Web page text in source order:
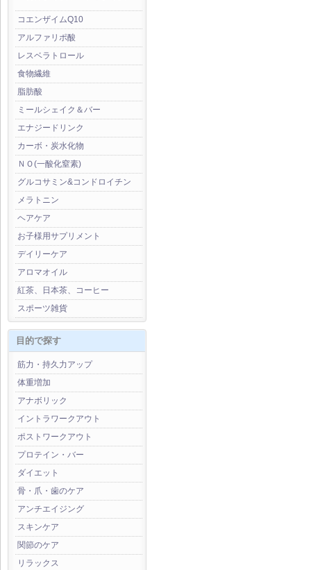
コエンザイムQ10
アルファリポ酸
レスベラトロール
食物繊維
脂肪酸
ミールシェイク＆バー
エナジードリンク
カーボ・炭水化物
ＮＯ(一酸化窒素)
グルコサミン&コンドロイチン
メラトニン
ヘアケア
お子様用サプリメント
デイリーケア
アロマオイル
紅茶、日本茶、コーヒー
スポーツ雑貨
目的で探す
筋力・持久力アップ
体重増加
アナボリック
イントラワークアウト
ポストワークアウト
プロテイン・バー
ダイエット
骨・爪・歯のケア
アンチエイジング
スキンケア
関節のケア
リラックス